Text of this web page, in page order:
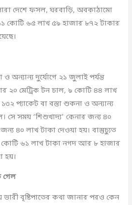
দেশে ফসল, ঘরবাড়ি, অবকাঠামো
কোটি ৬৫ লাখ ৫৯ হাজার ৮৭২ টাকার
ও অন্যান্য দুর্যোগে ২১ জুলাই পর্যন্ত
২০ মেট্রিক টন চাল, ৯ কোটি ৪৪ লাখ
প্যাকেট বা বস্তা শুকনা ও অন্যান্য
সে সময় ‘শিশুখাদ্য’ কেনার জন্য ৪০
৪০ লাখ টাকা দেওয়া হয়। বাস্তুচ্যুত
২ কোটি ৬১ লাখ টাকা নগদ আর ৮ হাজার
হয়।
গেল
ভারী বৃষ্টিপাতের কথা জানার পরও কেন